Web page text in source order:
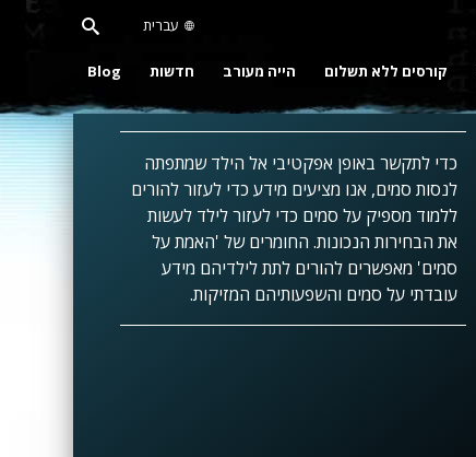
עברית
קורסים ללא תשלום הייה מעורב חדשות Blog
כדי לתקשר באופן אפקטיבי אל הילד שמתפתה
לנסות סמים, אנו מציעים מידע כדי לעזור להורים
ללמוד מספיק על סמים כדי לעזור לילד לעשות
את הבחירות הנכונות. החומרים של 'האמת על
סמים' מאפשרים להורים לתת לילדיהם מידע
עובדתי על סמים והשפעותיהם המזיקות.